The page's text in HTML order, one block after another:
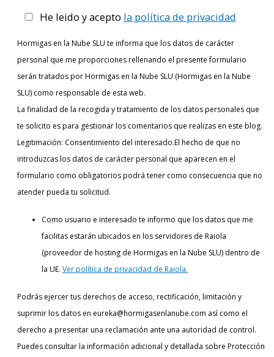
He leido y acepto la política de privacidad
Hormigas en la Nube SLU te informa que los datos de carácter
personal que me proporciones rellenando el presente formulario
serán tratados por Hormigas en la Nube SLU (Hormigas en la Nube
SLU) como responsable de esta web.
La finalidad de la recogida y tratamiento de los datos personales que
te solicito es para gestionar los comentarios que realizas en este blog.
Legitimación: Consentimiento del interesado.El hecho de que no
introduzcas los datos de carácter personal que aparecen en el
formulario como obligatorios podrá tener como consecuencia que no
atender pueda tu solicitud.
Como usuario e interesado te informo que los datos que me
facilitas estarán ubicados en los servidores de Raiola
(proveedor de hosting de Hormigas en la Nube SLU) dentro de
la UE. Ver política de privacidad de Raiola.
Podrás ejercer tus derechos de acceso, rectificación, limitación y
suprimir los datos en eureka@hormigasenlanube.com así como el
derecho a presentar una reclamación ante una autoridad de control.
Puedes consultar la información adicional y detallada sobre Protección